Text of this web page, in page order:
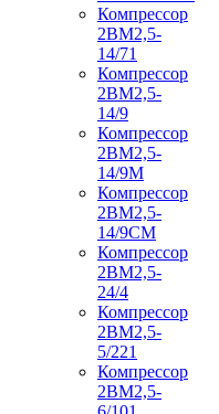
Компрессор
2ВМ2,5-
14/71
Компрессор
2ВМ2,5-
14/9
Компрессор
2ВМ2,5-
14/9М
Компрессор
2ВМ2,5-
14/9СМ
Компрессор
2ВМ2,5-
24/4
Компрессор
2ВМ2,5-
5/221
Компрессор
2ВМ2,5-